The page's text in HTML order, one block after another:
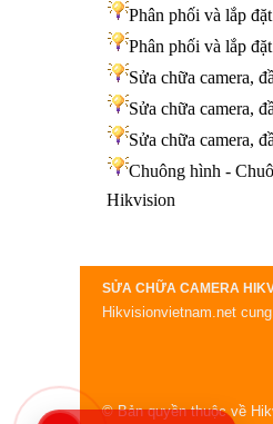
SỬA CHỮA CAMERA
Hikvisionvietnam.net
Phân phối và lắp
Phân phối và lắp
Sửa chữa camera,
Sửa chữa camera,
Sửa chữa camera,
Chuông hình -
Hikvision
© Bản quyền thuộc về